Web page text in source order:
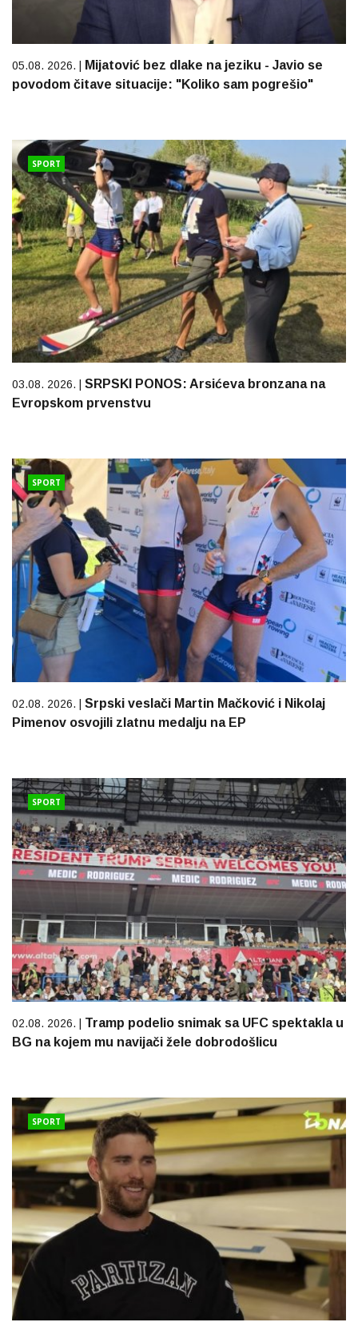
05.08. 2026. |
Mijatović bez dlake na jeziku - Javio se
povodom čitave situacije: "Koliko sam pogrešio"
SPORT
03.08. 2026. | SRPSKI PONOS: Arsićeva bronzana na
Evropskom prvenstvu
SPORT
02.08. 2026. | Srpski veslači Martin Mačković i Nikolaj
Pimenov osvojili zlatnu medalju na EP
SPORT
02.08. 2026. | Tramp podelio snimak sa UFC spektakla u
BG na kojem mu navijači žele dobrodošlicu
SPORT